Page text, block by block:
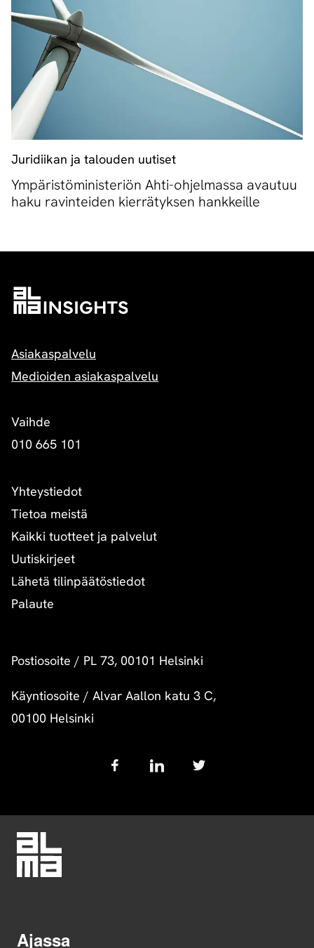
Juridiikan ja talouden uutiset
Ympäristöministeriön Ahti-ohjelmassa avautuu
haku ravinteiden kierrätyksen hankkeille
Asiakaspalvelu
Medioiden asiakaspalvelu
Vaihde
010 665 101
Yhteystiedot
Tietoa meistä
Kaikki tuotteet ja palvelut
Uutiskirjeet
Lähetä tilinpäätöstiedot
Palaute
Postiosoite / PL 73, 00101 Helsinki
Käyntiosoite / Alvar Aallon katu 3 C,
00100 Helsinki